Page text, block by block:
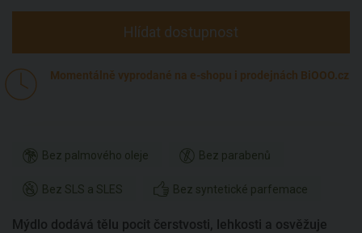
Hlídat dostupnost
Momentálně vyprodané na e-shopu i prodejnách BiOOO.cz
Bez palmového oleje Bez parabenů
Bez SLS a SLES Bez syntetické parfemace
Mýdlo dodává tělu pocit čerstvosti, lehkosti a osvěžuje